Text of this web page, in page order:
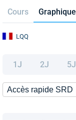
Cours Graphique
LQQ
1J 2J 5J